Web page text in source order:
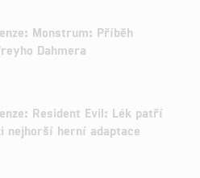
Monstrum: Příběh
Dahmera
Resident Evil: Lék patří
nejhorší herní adaptace